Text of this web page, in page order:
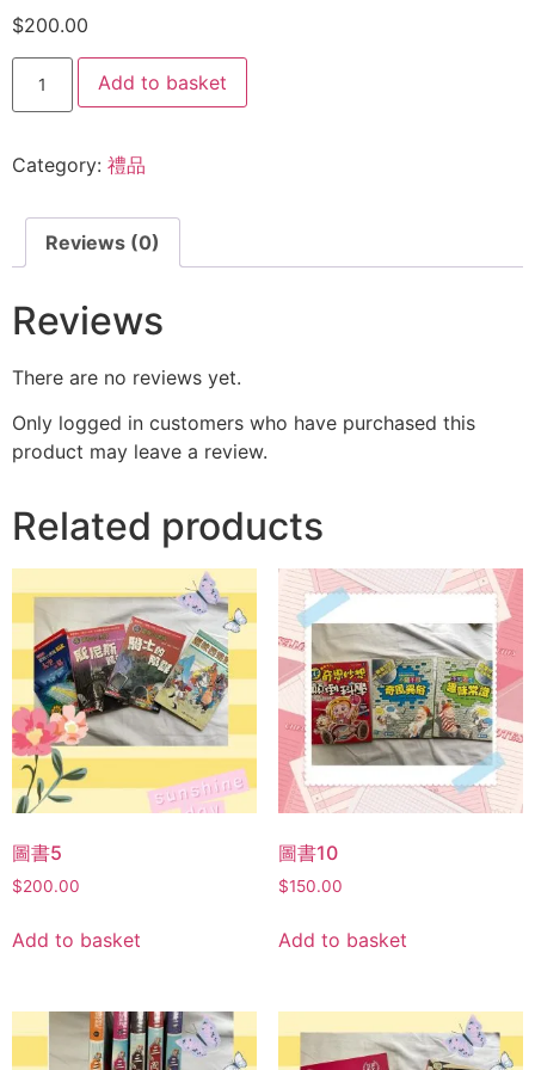
$200.00
Add to basket
Category: 禮品
Reviews (0)
Reviews
There are no reviews yet.
Only logged in customers who have purchased this
product may leave a review.
Related products
圖書5
$200.00
Add to basket
圖書10
$150.00
Add to basket